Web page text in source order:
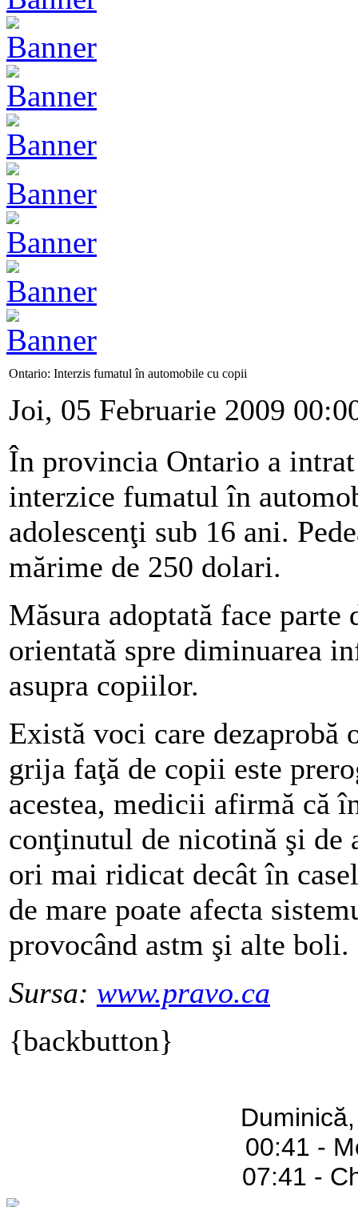
Ontario: Interzis fumatul în automobile cu copii
Joi, 05 Februarie 2009
În provincia Ontario a
interzice fumatul în
adolescenţi sub 16 ani.
mărime de 250 dolari.
Măsura adoptată face
orientată spre diminuarea
asupra copiilor.
Există voci care dezaprobă
grija faţă de copii este
acestea, medicii afirmă că
conţinutul de nicotină şi de
ori mai ridicat decât în
de mare poate afecta
provocând astm şi alte boli.
Sursa: www.pravo.ca
{backbutton}
00:41 -
07:41 -